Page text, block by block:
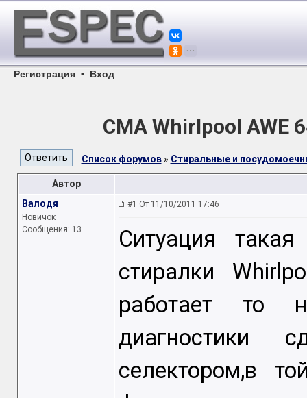
Регистрация • Вход
CMA Whirlpool AWE
Список форумов» Стиральные и
Автор
Валодя
Новичок
Сообщения: 13
#1 От 11/10/2011 17:46
Ситуация
стиралки
работает то
диагностики
селектором,в